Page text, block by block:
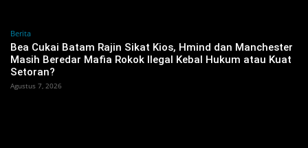
Berita
‎Bea Cukai Batam Rajin Sikat Kios, Hmind dan Manchester
Masih Beredar Mafia Rokok Ilegal Kebal Hukum atau Kuat
Setoran?
Agustus 7, 2026